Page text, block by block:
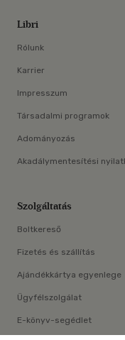
Libri
Rólunk
Karrier
Impresszum
Társadalmi programok
Adományozás
Akadálymentesítési
Szolgáltatás
Boltkereső
Fizetés és szállítás
Ajándékkártya egyenlege
Ügyfélszolgálat
E-könyv-segédlet